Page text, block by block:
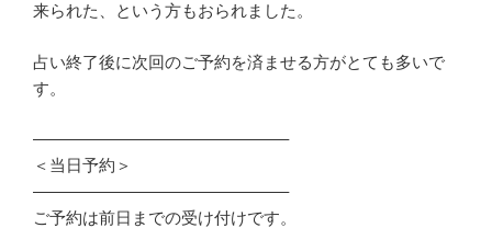
来られた、という方もおられました。
占い終了後に次回のご予約を済ませる方がとても多いで
す。
———————————————–
＜当日予約＞
———————————————–
ご予約は前日までの受け付けです。